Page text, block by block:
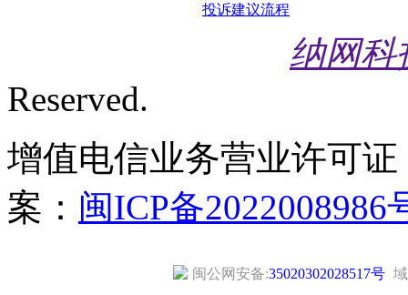
投诉建议流程
纳网
Reserved.
增值电信业务营业许可证
案： 闽ICP备2022008986
闽公网安备:35020302028517号